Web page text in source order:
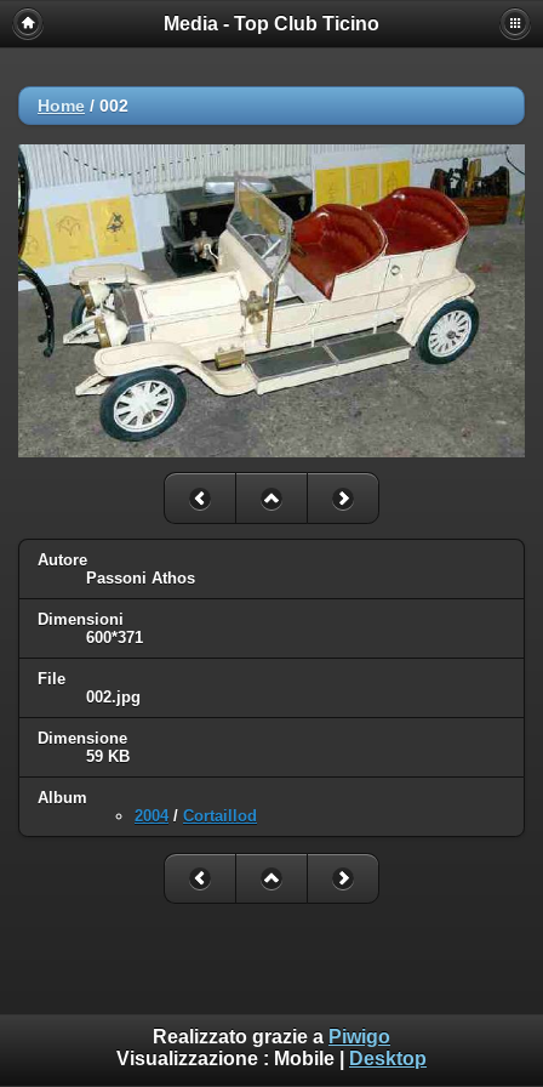
Media - Top Club Ticino
Home / 002
Autore
Passoni Athos
Dimensioni
600*371
File
002.jpg
Dimensione
59 KB
Album
2004/ Cortaillod
Realizzato grazie a Piwigo
Visualizzazione : Mobile Desktop